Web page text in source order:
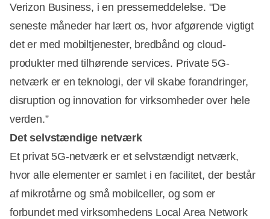
Verizon Business, i en pressemeddelelse. "De
seneste måneder har lært os, hvor afgørende vigtigt
det er med mobiltjenester, bredbånd og cloud-
produkter med tilhørende services. Private 5G-
netværk er en teknologi, der vil skabe forandringer,
disruption og innovation for virksomheder over hele
verden.”
Det selvstændige netværk
Et privat 5G-netværk er et selvstændigt netværk,
hvor alle elementer er samlet i en facilitet, der består
af mikrotårne og små mobilceller, og som er
forbundet med virksomhedens Local Area Network